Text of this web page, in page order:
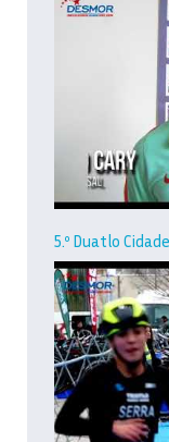
5.º Duatlo